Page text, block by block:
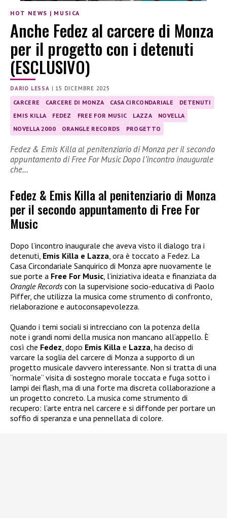
HOT NEWS | MUSICA
Anche Fedez al carcere di Monza
per il progetto con i detenuti
(ESCLUSIVO)
DARIO LESSA | 15 DICEMBRE 2025
CARCERE CARCERE DI MONZA CASA CIRCONDARIALE
DETENUTI
EMIS KILLA
FEDEZ FREE FOR MUSIC LAZZA
NOVELLA
NOVELLA 2000
ORANGLE RECORDS PROGETTO
Fedez & Emis Killa al penitenziario di Monza per il secondo
appuntamento di Free For Music Dopo l’incontro inaugurale
che…
Fedez & Emis Killa al penitenziario di Monza
per il secondo appuntamento di Free For
Music
Dopo l’incontro inaugurale che aveva visto il dialogo tra i
detenuti, Emis Killa e Lazza, ora è toccato a Fedez. La
Casa Circondariale Sanquirico di Monza apre nuovamente le
sue porte a Free For Music, l’iniziativa ideata e finanziata da
Orangle Recordscon la supervisione socio-educativa di Paolo
Piffer, che utilizza la musica come strumento di confronto,
rielaborazione e autoconsapevolezza.
Quando i temi sociali si intrecciano con la potenza della
note i grandi nomi della musica non mancano all’appello. È
così che Fedez, dopo Emis Killa e Lazza, ha deciso di
varcare la soglia del carcere di Monza a supporto di un
progetto musicale davvero interessante. Non si tratta di una
“normale” visita di sostegno morale toccata e fuga sotto i
lampi dei flash, ma di una forte ma discreta collaborazione a
un progetto concreto. La musica come strumento di
recupero: l’arte entra nel carcere e si diffonde per portare un
soffio di speranza e una pennellata di colore.